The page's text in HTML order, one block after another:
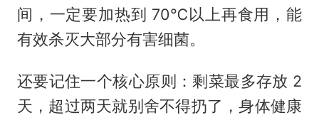
间，一定要加热到 70℃以上再食用，能
有效杀灭大部分有害细菌。
还要记住一个核心原则：剩菜最多存放 2
天，超过两天就别舍不得扔了，身体健康